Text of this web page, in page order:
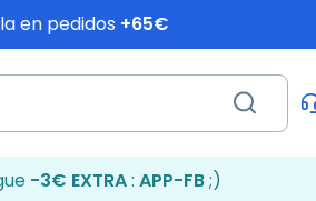
en pedidos +65€
-3€ EXTRA: APP-FB;)